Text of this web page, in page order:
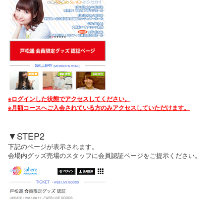
※ログインした状態でアクセスしてください。
※月額コースへご入会されている方のみアクセスしていただけます。
▼STEP2
下記のページが表示されます。
会場内グッズ売場のスタッフに会員認証ページをご提示ください。